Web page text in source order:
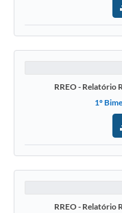
RREO - Relatório
1º
RREO - Relatório